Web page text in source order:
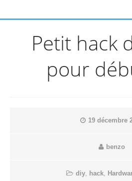
Petit hack
pour
19 décembre
benzo
diy hack